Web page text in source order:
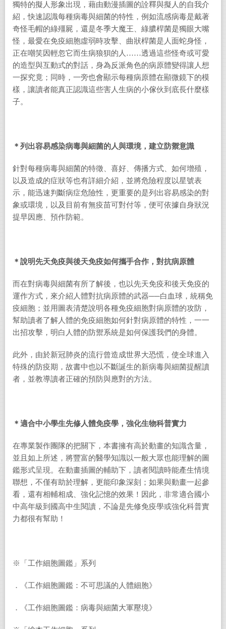
獨特的擬人形象出現，藉由動漫插圖的詮釋與擬人的自我介
紹，快速認識每種病毒與細菌的特性，例如流感病毒是戴著
奇怪毛帽的綠殭屍，還是冬季大魔王、綠膿桿菌是獨眼大嘴
怪，最愛在免疫細胞虛弱時攻擊、曲狀桿菌是人面蛇身怪，
正在嘲笑因輕忽它而生病狼狽的人……透過這些怪奇或可愛
的造型與互動式的對話，身為反派角色的病原體變得讓人想
一探究竟；同時，一旁也會顯示每種病原體在顯微鏡下的模
樣，讓讀者能真正認識這些害人生病的小傢伙到底長什麼樣
子。
＊列出容易感染病毒與細菌的人與環境，建立防禦意識
針對每種病毒與細菌的特徵、喜好、傳播方式、如何增殖，
以及造成的症狀等也有詳細介紹，並將危險程度以星號表
示，能迅速判斷病症危險性，更重要的是列出容易感染的對
象或環境，以及目前有無疫苗可對付等，便可依據自身狀況
提早因應、預作防範。
＊說明先天免疫與後天免疫如何攜手合作，對抗病原體
而在對病毒與細菌有所了解後，也以先天免疫和後天免疫的
運作方式，來介紹人體對抗病原體的武器──白血球，統稱免
疫細胞；並用圖表清楚說明各種免疫細胞對病原體的攻防，
幫助讀者了解人體的免疫細胞如何針對病原體的特性，一一
出招攻擊，明白人體的防禦系統是如何保護我們的身體。
此外，由於新冠肺炎的流行曾造成世界大恐慌，使全球進入
特殊的防疫期，故書中也以不斷誕生的新病毒與細菌提醒讀
者，並教導讀者正確的預防與應對的方法。
＊適合中小學生先修人體免疫學，強化生物科普實力
在專業製作團隊的把關下，本書擁有高於動畫的知識含量，
並且如上所述，將豐富的醫學知識以一般大眾也能理解的圖
鑑形式呈現。在動畫插圖的輔助下，讀者閱讀時能產生情境
聯想，不僅有助於理解，更能印象深刻；如果與動畫一起參
看，還有相輔相成、強化記憶的效果！因此，非常適合國小
中高年級到國高中生閱讀，不論是先修免疫學或強化科普實
力都很有幫助！
※「工作細胞圖鑑」系列
．《工作細胞圖鑑：不可思議的人體細胞》
．《工作細胞圖鑑：病毒與細菌大軍壓境》